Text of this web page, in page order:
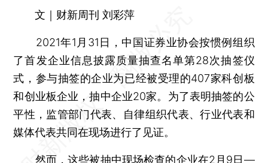
文｜财新周刊 刘彩萍
2021年1月31日，中国证券业协会按惯例组织
了首发企业信息披露质量抽查名单第28次抽签仪
式，参与抽签的企业为已经被受理的407家科创板
和创业板企业，抽中企业20家。为了表明抽签的公
平性，监管部门代表、自律组织代表、行业代表和
媒体代表共同在现场进行了见证。
然而，这些被抽中现场检查的企业在2月9日—